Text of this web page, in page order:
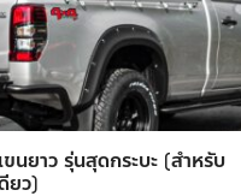
ขนยาว รุ่นสุดกระบะ (สำหรับ
ยว)